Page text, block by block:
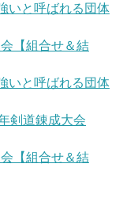
いと呼ばれる団体
【組合せ＆結
いと呼ばれる団体
剣道錬成大会
【組合せ＆結